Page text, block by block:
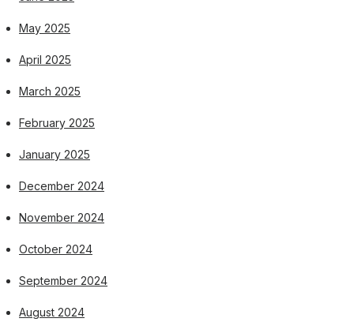
May 2025
April 2025
March 2025
February 2025
January 2025
December 2024
November 2024
October 2024
September 2024
August 2024